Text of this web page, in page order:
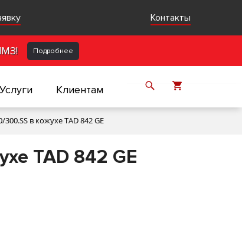
Контакты
Подробнее
Услуги Клиентам
в кожухе TAD 842 GE
TAD 842 GE